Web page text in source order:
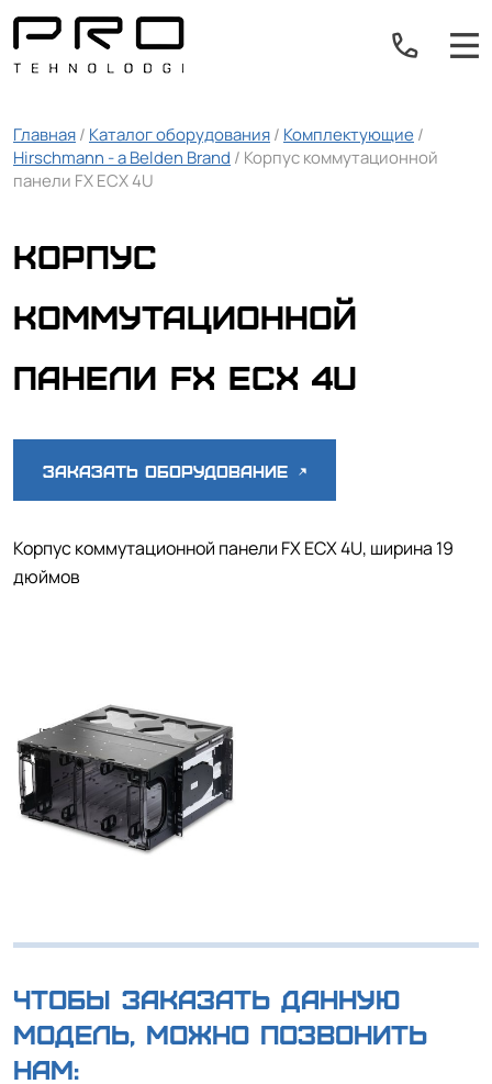
Главная/ Каталог оборудования/ Комплектующие/
Hirschmann - a Belden Brand / Корпус коммутационной
панели FX ECX 4U
Корпус
коммутационной
панели FX ECX 4U
Заказать оборудование
Корпус коммутационной панели FX ECX 4U, ширина 19
дюймов
Чтобы заказать данную
модель, можно позвонить
нам: